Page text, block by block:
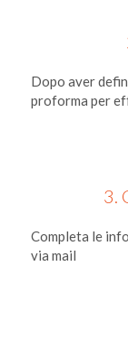
Dopo aver
proforma per
3.
Completa le
via mail